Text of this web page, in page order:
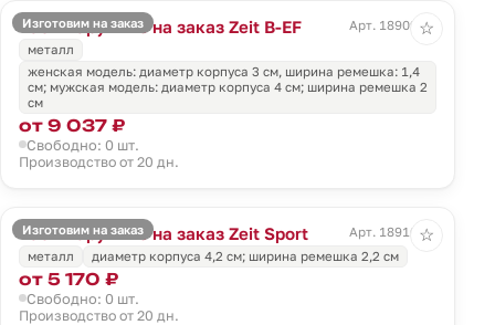
Изготовим на заказ
Часы наручные на заказ Zeit B-EF
Арт. 18909.01
металл
женская модель: диаметр корпуса 3 см, ширина ремешка: 1,4
см; мужская модель: диаметр корпуса 4 см; ширина ремешка 2
см
от 9 037 ₽
Свободно: 0 шт.
Производство от 20 дн.
☆
Изготовим на заказ
Часы наручные на заказ Zeit Sport
Арт. 18910.01
металл
диаметр корпуса 4,2 см; ширина ремешка 2,2 см
от 5 170 ₽
Свободно: 0 шт.
Производство от 20 дн.
☆